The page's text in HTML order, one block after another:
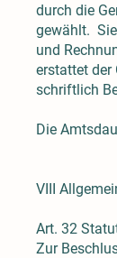
durch die
gewählt.
und
erstattet der
schriftlich
Die
VIII
Art. 32
Zur